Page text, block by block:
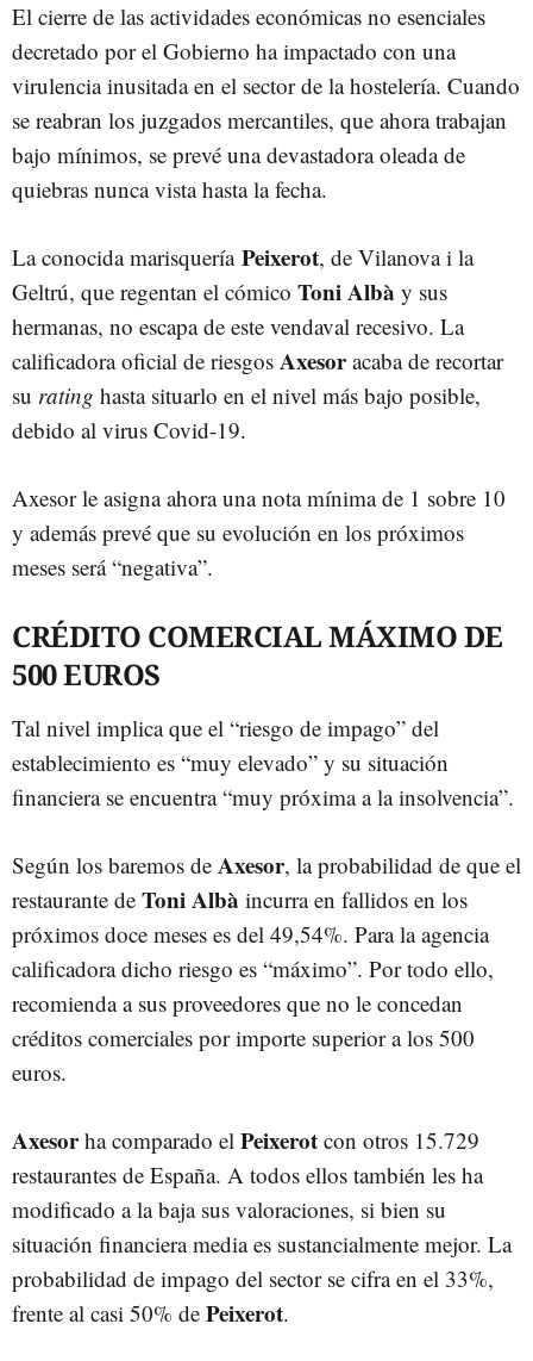
El cierre de las actividades económicas no esenciales
decretado por el Gobierno ha impactado con una
virulencia inusitada en el sector de la hostelería. Cuando
se reabran los juzgados mercantiles, que ahora trabajan
bajo mínimos, se prevé una devastadora oleada de
quiebras nunca vista hasta la fecha.
La conocida marisquería Peixerot, de Vilanova i la
Geltrú, que regentan el cómico Toni Albà y sus
hermanas, no escapa de este vendaval recesivo. La
calificadora oficial de riesgos Axesoracaba de recortar
su rating hasta situarlo en el nivel más bajo posible,
debido al virus Covid-19.
Axesor le asigna ahora una nota mínima de 1 sobre 10
y además prevé que su evolución en los próximos
meses será “negativa”.
CRÉDITO COMERCIAL MÁXIMO DE
500 EUROS
Tal nivel implica que el “riesgo de impago” del
establecimiento es “muy elevado” y su situación
financiera se encuentra “muy próxima a la insolvencia”.
Según los baremos de Axesor, la probabilidad de que el
restaurante de Toni Albà incurra en fallidos en los
próximos doce meses es del 49,54%. Para la agencia
calificadora dicho riesgo es “máximo”. Por todo ello,
recomienda a sus proveedores que no le concedan
créditos comerciales por importe superior a los 500
euros.
Axesorha comparado el Peixerot con otros 15.729
restaurantes de España. A todos ellos también les ha
modificado a la baja sus valoraciones, si bien su
situación financiera media es sustancialmente mejor. La
probabilidad de impago del sector se cifra en el 33%,
frente al casi 50% de Peixerot.